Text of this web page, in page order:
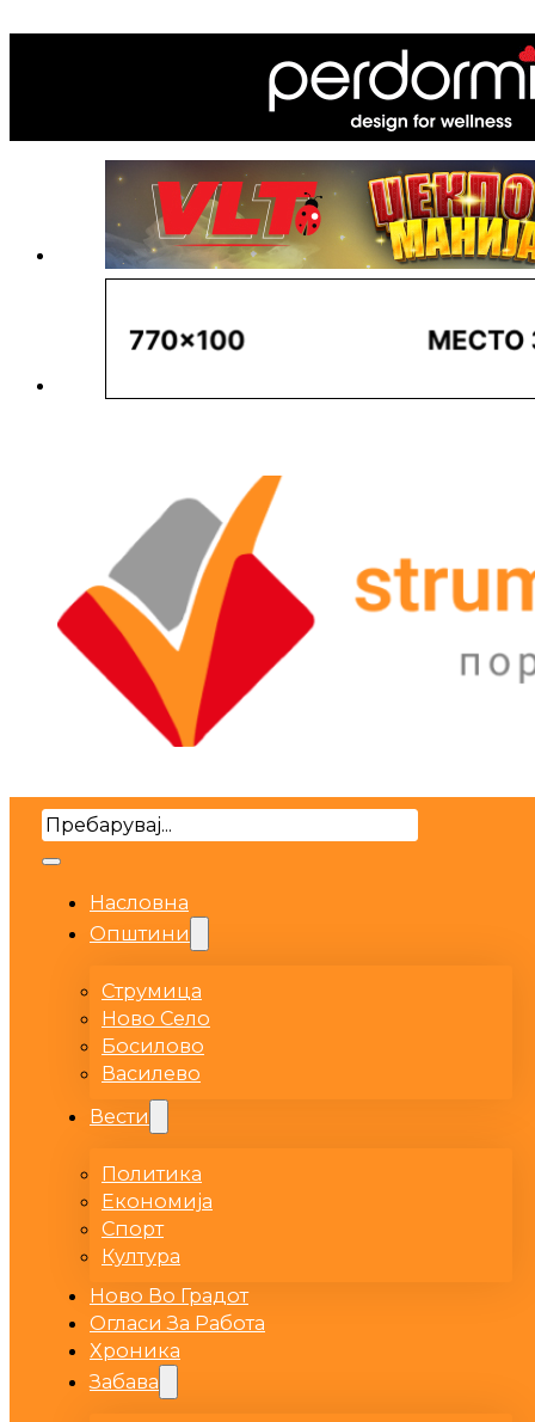
Search
Насловна
Општини
Струмица
Ново Село
Босилово
Василево
Вести
Политика
Економија
Спорт
Култура
Ново Во Градот
Огласи За Работа
Хроника
Забава